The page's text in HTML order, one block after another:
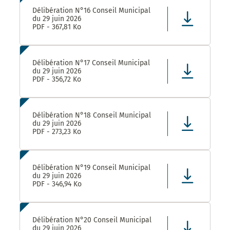
Délibération N°16 Conseil Municipal
du 29 juin 2026
PDF - 367,81 Ko
Délibération N°17 Conseil Municipal
du 29 juin 2026
PDF - 356,72 Ko
Délibération N°18 Conseil Municipal
du 29 juin 2026
PDF - 273,23 Ko
Délibération N°19 Conseil Municipal
du 29 juin 2026
PDF - 346,94 Ko
Délibération N°20 Conseil Municipal